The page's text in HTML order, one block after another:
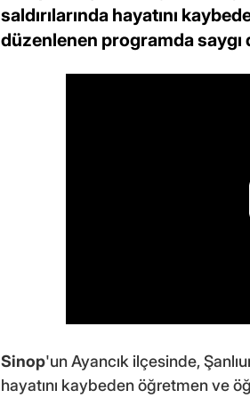
saldırılarında hayatını
düzenlenen programda
Sinop'un Ayancık ilçesinde,
hayatını kaybeden öğretmen ve